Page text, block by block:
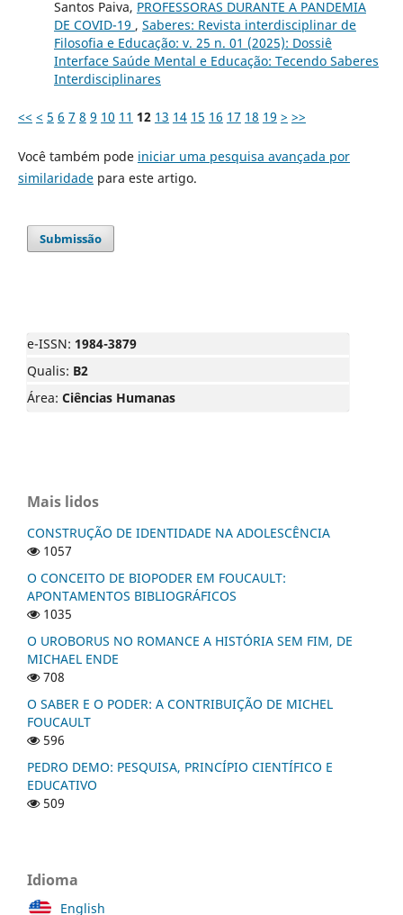
Santos Paiva, PROFESSORAS DURANTE A PANDEMIA
DE COVID-19 , Saberes: Revista interdisciplinar de
Filosofia e Educação: v. 25 n. 01 (2025): Dossiê
Interface Saúde Mental e Educação: Tecendo Saberes
Interdisciplinares
<< < 5 6 7 8 9 10 11 12 13 14 15 16 17 18 19 > >>
Você também pode iniciar uma pesquisa avançada por
similaridadepara este artigo.
Submissão
e-ISSN: 1984-3879
Qualis: B2
Área: Ciências Humanas
Mais lidos
CONSTRUÇÃO DE IDENTIDADE NA ADOLESCÊNCIA
1057
O CONCEITO DE BIOPODER EM FOUCAULT:
APONTAMENTOS BIBLIOGRÁFICOS
1035
O UROBORUS NO ROMANCE A HISTÓRIA SEM FIM, DE
MICHAEL ENDE
708
O SABER E O PODER: A CONTRIBUIÇÃO DE MICHEL
FOUCAULT
596
PEDRO DEMO: PESQUISA, PRINCÍPIO CIENTÍFICO E
EDUCATIVO
509
Idioma
English